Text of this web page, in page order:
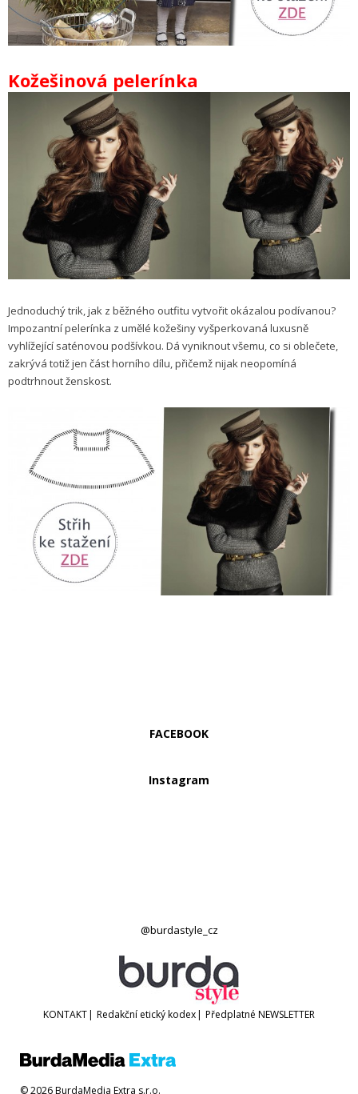
Kožešinová pelerínka
Jednoduchý trik, jak z běžného outfitu vytvořit okázalou podívanou?
Impozantní pelerínka z umělé kožešiny vyšperkovaná luxusně
vyhlížející saténovou podšívkou. Dá vyniknout všemu, co si oblečete,
zakrývá totiž jen část horního dílu, přičemž nijak neopomíná
podtrhnout ženskost.
FACEBOOK
Instagram
@burdastyle_cz
KONTAKT| Redakční etický kodex| Předplatné NEWSLETTER
© 2026 BurdaMedia Extra s.r.o.